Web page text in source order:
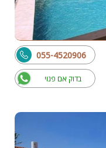
בדוק אם פנוי
055-4520906